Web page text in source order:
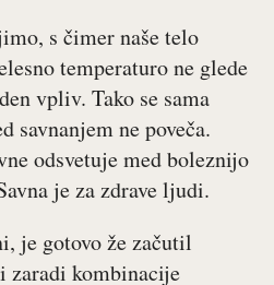
s čimer naše telo
temperaturo ne glede
vpliv. Tako se sama
savnanjem ne poveča.
odsvetuje med boleznijo
je za zdrave ljudi.
je gotovo že začutil
zaradi kombinacije